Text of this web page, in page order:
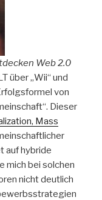
Web 2.0
über „Wii“ und
von
Dieser
Mass
auf hybride
mich bei solchen
nicht deutlich